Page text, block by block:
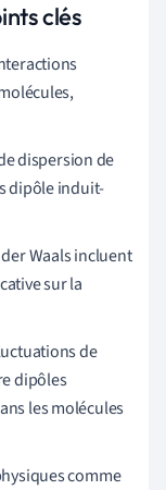
clés
dispersion de
dipôle induit-
Waals incluent
sur la
de
dipôles
les molécules
comme